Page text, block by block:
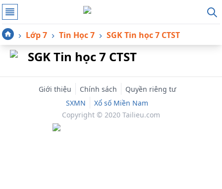
Lớp 7 Tin Học 7 SGK Tin học 7 CTST
SGK Tin học 7 CTST
Giới thiệu Chính sách
Quyền riêng tư
SXMN
Xổ số Miền Nam
Copyright © 2020 Tailieu.com